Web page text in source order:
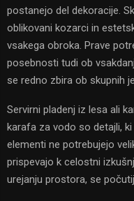
postanejo del dekoracije.
oblikovani kozarci in
vsakega obroka. Prave
posebnosti tudi ob
se redno zbira ob skupnih
Servirni pladenj iz lesa ali
karafа za vodo so detajli,
elementi ne potrebujejo
prispevajo k celostni
urejanju prostora, se